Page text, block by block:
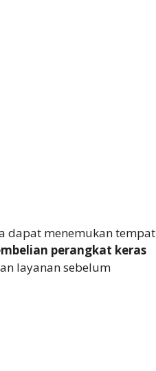
dapat menemukan tempat
perangkat keras
layanan sebelum